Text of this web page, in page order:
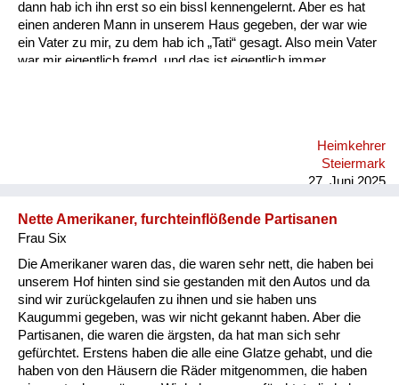
dann hab ich ihn erst so ein bissl kennengelernt. Aber es hat
einen anderen Mann in unserem Haus gegeben, der war wie
ein Vater zu mir, zu dem hab ich „Tati“ gesagt. Also mein Vater
war mir eigentlich fremd, und das ist eigentlich immer
Heimkehrer
Steiermark
27. Juni 2025
Nette Amerikaner, furchteinflößende Partisanen
Frau Six
Die Amerikaner waren das, die waren sehr nett, die haben bei
unserem Hof hinten sind sie gestanden mit den Autos und da
sind wir zurückgelaufen zu ihnen und sie haben uns
Kaugummi gegeben, was wir nicht gekannt haben. Aber die
Partisanen, die waren die ärgsten, da hat man sich sehr
gefürchtet. Erstens haben die alle eine Glatze gehabt, und die
haben von den Häusern die Räder mitgenommen, die haben